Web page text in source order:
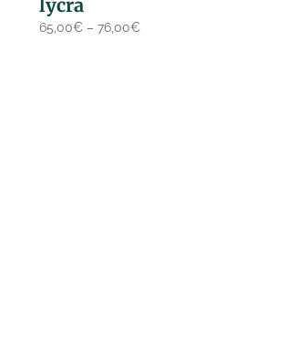
lycra
65,00€ –76,00€